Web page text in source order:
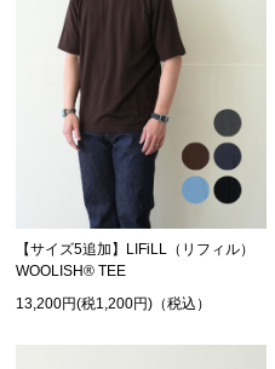
【サイズ5追加】LIFiLL（リフィル）
WOOLISH® TEE
13,200円(税1,200円)（税込）